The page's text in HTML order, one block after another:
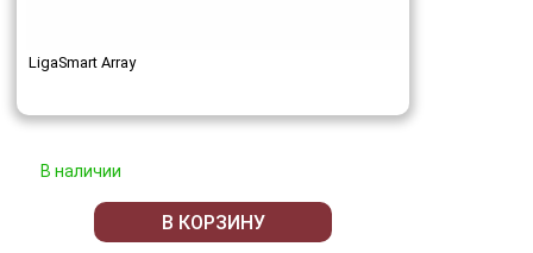
LigaSmart Array
В наличии
В КОРЗИНУ